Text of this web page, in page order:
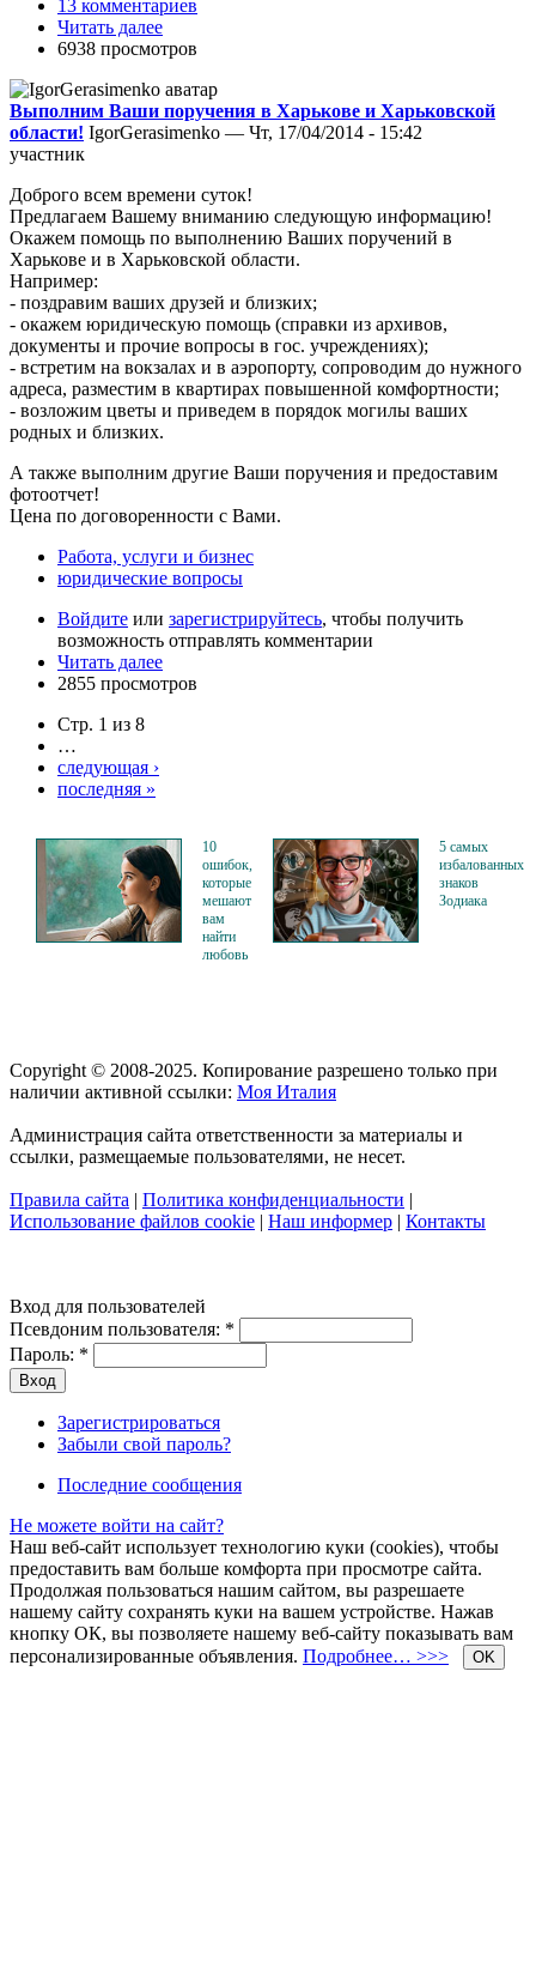
13 комментариев
Читать далее
6938 просмотров
Выполним Ваши поручения в Харькове и Харьковской
области! IgorGerasimenko — Чт, 17/04/2014 - 15:42
участник
Доброго всем времени суток!
Предлагаем Вашему вниманию следующую информацию!
Окажем помощь по выполнению Ваших поручений в
Харькове и в Харьковской области.
Например:
- поздравим ваших друзей и близких;
- окажем юридическую помощь (справки из архивов,
документы и прочие вопросы в гос. учреждениях);
- встретим на вокзалах и в аэропорту, сопроводим до нужного
адреса, разместим в квартирах повышенной комфортности;
- возложим цветы и приведем в порядок могилы ваших
родных и близких.
А также выполним другие Ваши поручения и предоставим
фотоотчет!
Цена по договоренности с Вами.
Работа, услуги и бизнес
юридические вопросы
Войдите или зарегистрируйтесь, чтобы получить
возможность отправлять комментарии
Читать далее
2855 просмотров
Стр. 1 из 8
…
следующая ›
последняя »
10
ошибок,
которые
мешают
вам
найти
любовь
5 самых
избалованных
знаков
Зодиака
Copyright © 2008-2025. Копирование разрешено только при
наличии активной ссылки: Моя Италия
Администрация сайта ответственности за материалы и
ссылки, размещаемые пользователями, не несет.
Правила сайта | Политика конфиденциальности |
Использование файлов cookie | Наш информер | Контакты
Вход для пользователей
Псевдоним пользователя: *
Пароль: *
Зарегистрироваться
Забыли свой пароль?
Последние сообщения
Не можете войти на сайт?
Наш веб-сайт использует технологию куки (cookies), чтобы
предоставить вам больше комфорта при просмотре сайта.
Продолжая пользоваться нашим сайтом, вы разрешаете
нашему сайту сохранять куки на вашем устройстве. Нажав
кнопку ОК, вы позволяете нашему веб-сайту показывать вам
персонализированные объявления. Подробнее… >>> OK